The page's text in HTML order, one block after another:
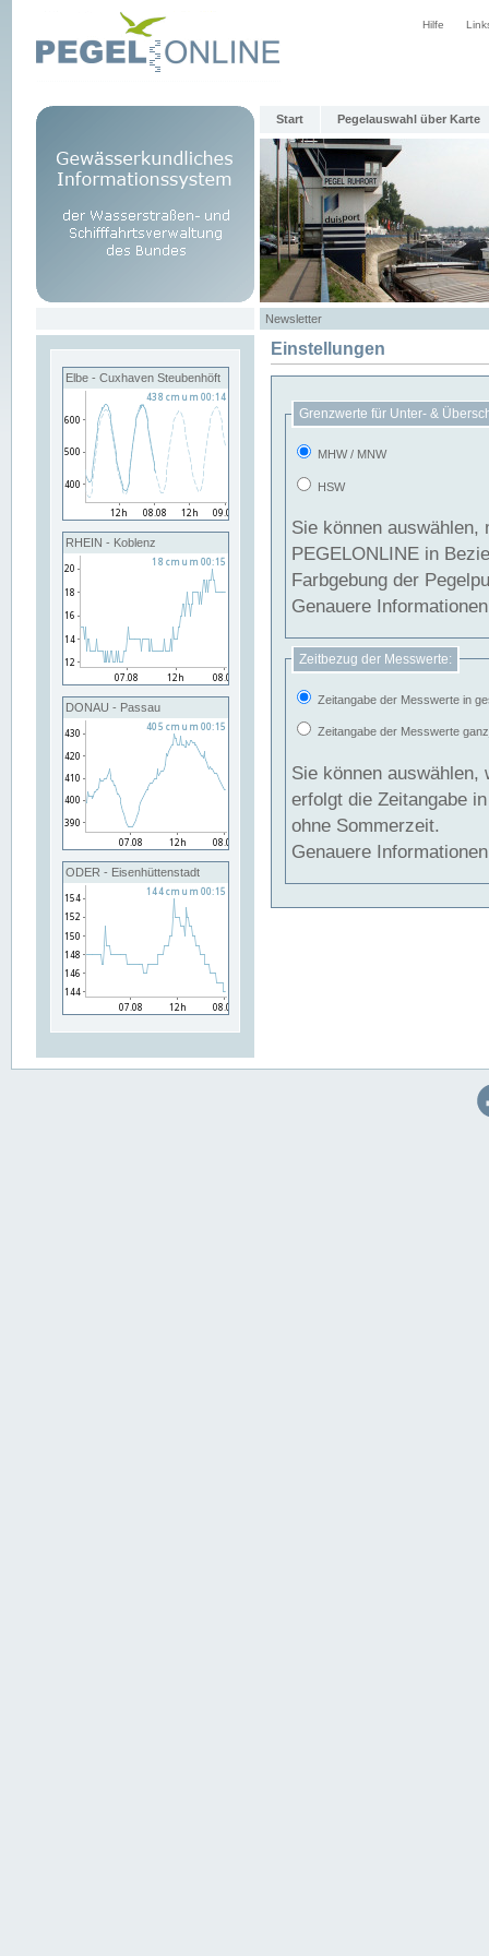
Hilfe
Start Pegelauswahl über Karte
Newsletter
Elbe - Cuxhaven Steubenhöft
RHEIN - Koblenz
DONAU - Passau
ODER - Eisenhüttenstadt
Einstellungen
Grenzwerte für Unter- &
MHW / MNW
HSW
Sie können
PEGELONLINE in Beziehung
Farbgebung der
Genauere
Zeitbezug der Messwerte:
Zeitangabe der Messwerte in
Zeitangabe der Messwerte
Sie können auswählen,
erfolgt die Zeitangabe
ohne Sommerzeit.
Genauere